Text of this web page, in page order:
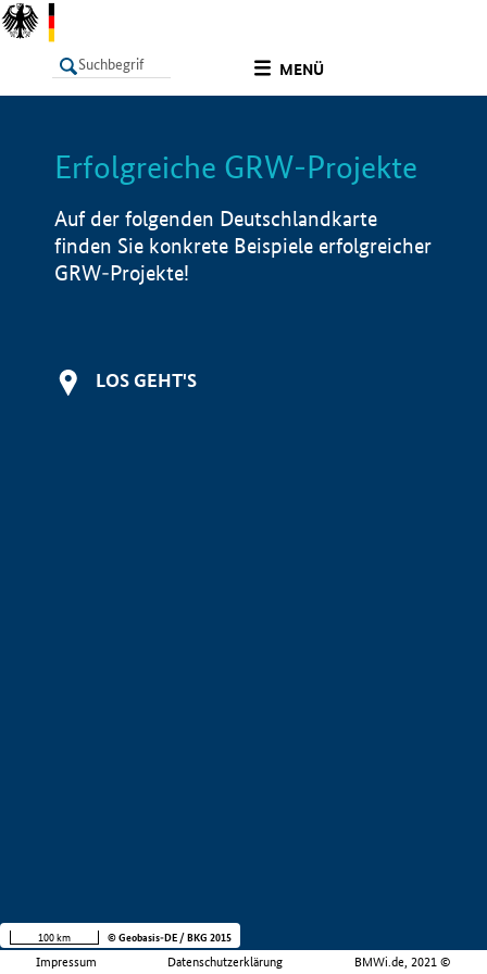
MENÜ
LISTE Info
Erfolgreiche GRW-Projekte
Auf der folgenden Deutschlandkarte
finden Sie konkrete Beispiele erfolgreicher
GRW-Projekte!
LOS GEHT'S
Impressum Datenschutzerklärung BMWi.de, 2021 ©
100 km © Geobasis-DE / BKG 2015